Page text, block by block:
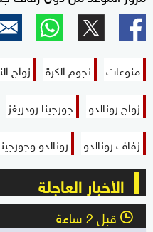
منوعات نجوم الكرة زواج
زواج رونالدو
جورجينا رودريغز
زفاف رونالدو
رونالدو
الأخبار العاجلة
l قبل 2 ساعة